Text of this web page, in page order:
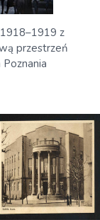
z
przestrzeń